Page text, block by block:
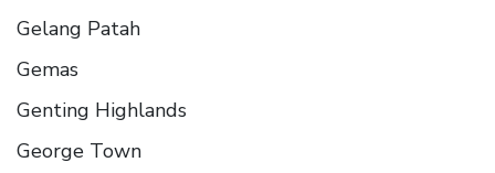
Gelang Patah
Gemas
Genting Highlands
George Town